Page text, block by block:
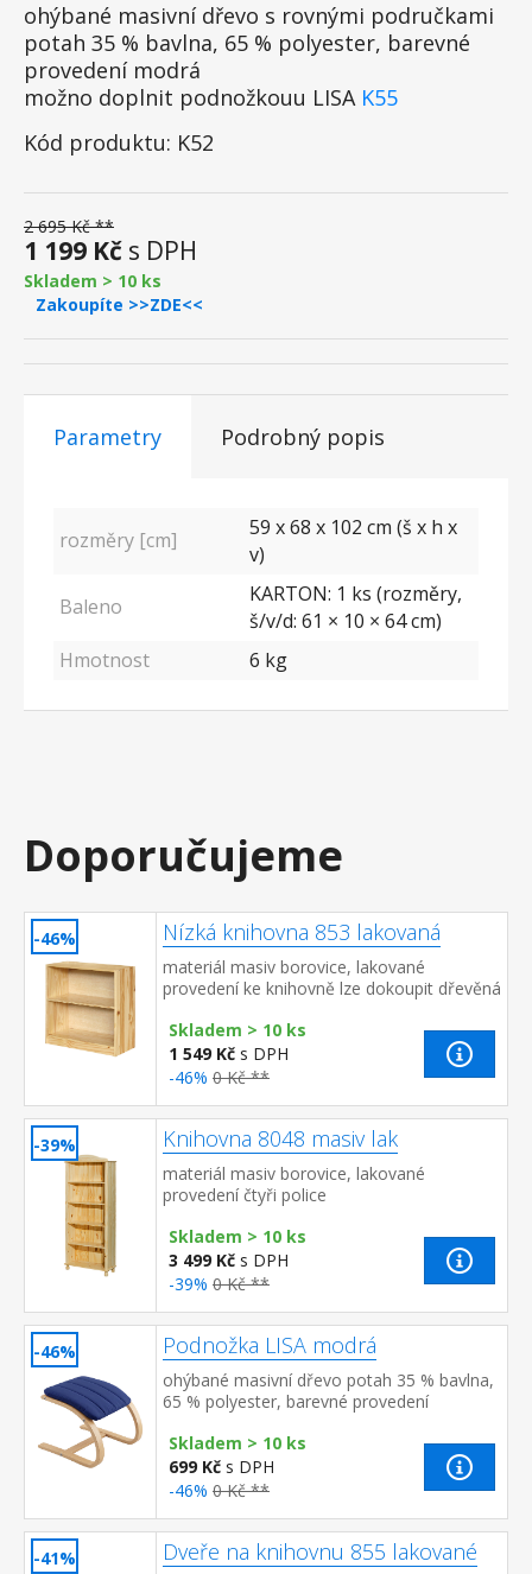
ohýbané masivní dřevo s rovnými područkami
potah 35 % bavlna, 65 % polyester, barevné
provedení modrá
možno doplnit podnožkouu LISA K55
Kód produktu: K52
2 695 Kč **
1 199 Kč s DPH
Skladem > 10 ks
Zakoupíte >>ZDE<<
Parametry Podrobný popis
rozměry [cm]
59 x 68 x 102 cm (š x h x
v)
Baleno
KARTON: 1 ks (rozměry,
š/v/d: 61 × 10 × 64 cm)
Hmotnost
6 kg
Doporučujeme
-46% Nízká knihovna 853 lakovaná
materiál masiv borovice, lakované
provedení ke knihovně lze dokoupit dřevěná
dvířek
Skladem > 10 ks
1 549 Kč s DPH
-46% 0 Kč **
-39% Knihovna 8048 masiv lak
materiál masiv borovice, lakované
provedení čtyři police
Skladem > 10 ks
3 499 Kč s DPH
-39% 0 Kč **
-46% Podnožka LISA modrá
ohýbané masivní dřevo potah 35 % bavlna,
65 % polyester, barevné provedení
Skladem > 10 ks
699 Kč s DPH
-46% 0 Kč **
-41% Dveře na knihovnu 855 lakované